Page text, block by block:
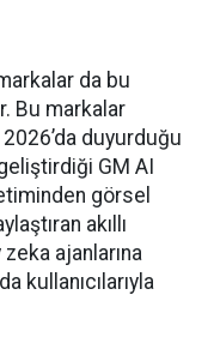
da bu
Bu markalar
duyurduğu
GM AI
görsel
akıllı
ajanlarına
kullanıcılarıyla